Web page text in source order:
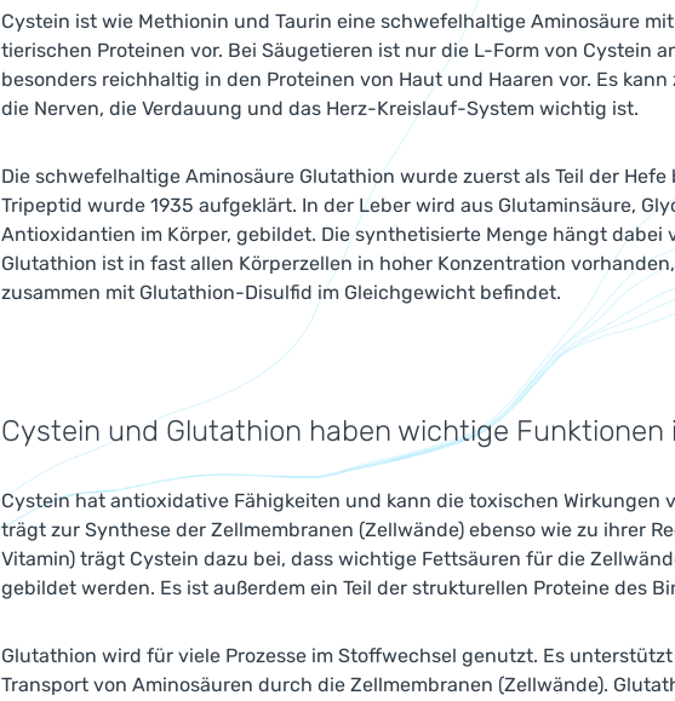
Cystein ist wie Methionin und Taurin eine schwefelhaltige Aminosäure
tierischen Proteinen vor. Bei Säugetieren ist nur die L-Form von Cystein
besonders reichhaltig in den Proteinen von Haut und Haaren vor. Es
die Nerven, die Verdauung und das Herz-Kreislauf-System wichtig ist.
Die schwefelhaltige Aminosäure Glutathion wurde zuerst als Teil der
Tripeptid wurde 1935 aufgeklärt. In der Leber wird aus Glutaminsäure,
Antioxidantien im Körper, gebildet. Die synthetisierte Menge hängt dabei
Glutathion ist in fast allen Körperzellen in hoher Konzentration
zusammen mit Glutathion-Disulfid im Gleichgewicht befindet.
Cystein und Glutathion haben wichtige Funktionen
Cystein hat antioxidative Fähigkeiten und kann die toxischen Wirkungen
trägt zur Synthese der Zellmembranen (Zellwände) ebenso wie zu ihrer
Vitamin) trägt Cystein dazu bei, dass wichtige Fettsäuren für die
gebildet werden. Es ist außerdem ein Teil der strukturellen Proteine des
Glutathion wird für viele Prozesse im Stoffwechsel genutzt. Es
Transport von Aminosäuren durch die Zellmembranen (Zellwände).